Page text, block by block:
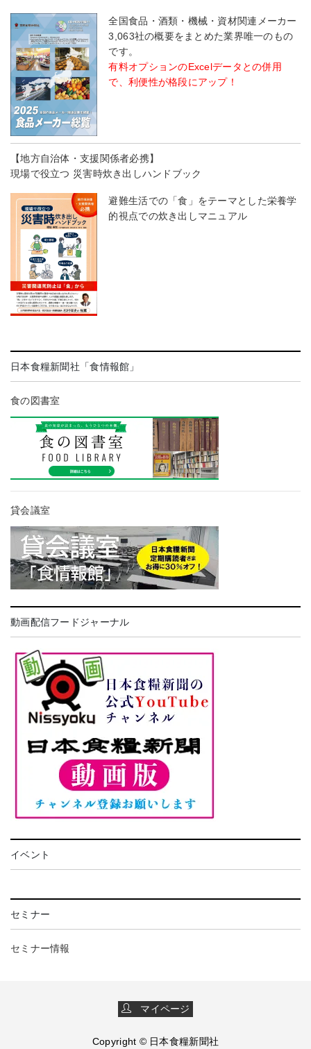
全国食品・酒類・機械・資材関連メーカー
3,063社の概要をまとめた業界唯一のもの
です。
有料オプションのExcelデータとの併用
で、利便性が格段にアップ！
【地方自治体・支援関係者必携】
現場で役立つ 災害時炊き出しハンドブック
避難生活での「食」をテーマとした栄養学
的視点での炊き出しマニュアル
日本食糧新聞社「食情報館」
食の図書室
貸会議室
動画配信フードジャーナル
イベント
セミナー
セミナー情報
マイページ
Copyright © 日本食糧新聞社